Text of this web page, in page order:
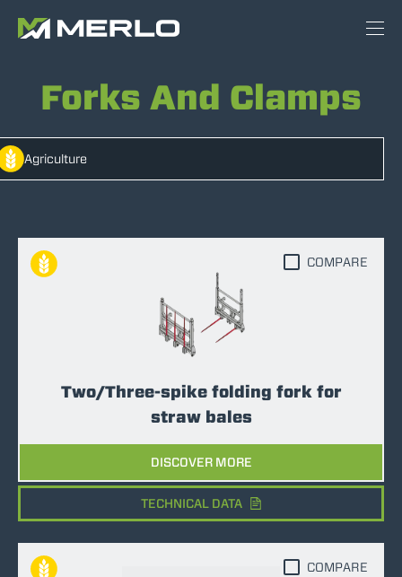
Forks And Clamps
Agriculture
Two/Three-spike folding fork for
straw bales
DISCOVER MORE
COMPARE
TECHNICAL DATA
COMPARE